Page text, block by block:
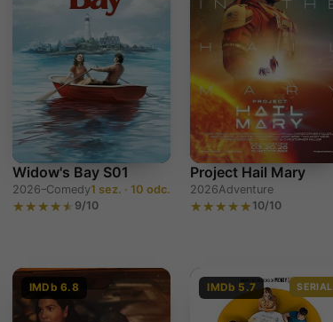
Widow's Bay S01
2026–Comedy1 sez. · 10 odc.
9/10
Project Hail Mary
2026Adventure
10/10
IMDb 6.8 IMDb 5.7 SERIAL